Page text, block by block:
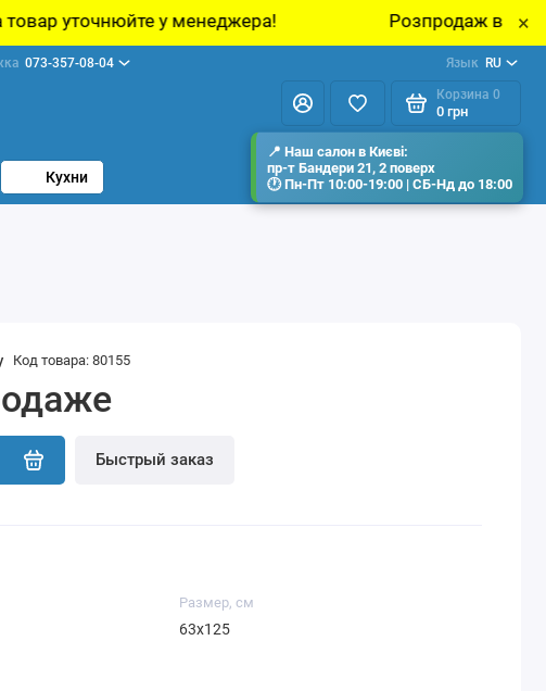
у менеджера! Розпродаж виставкових зразків×
073-357-08-04 Язык RU
Корзина 0
0 грн
Кухни
Код товара: 80155
Быстрый заказ
Размер, см
63х125